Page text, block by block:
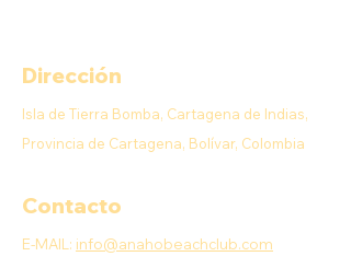
Dirección
Isla de Tierra Bomba, Cartagena de Indias,
Provincia de Cartagena, Bolívar, Colombia
Contacto
E-MAIL: info@anahobeachclub.com